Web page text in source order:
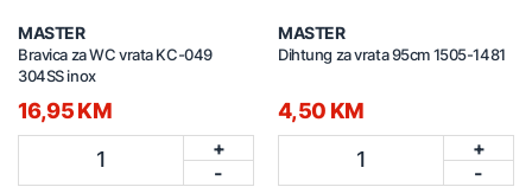
MASTER
Bravica za WC vrata KC-049
304SS inox
16,95 KM
1
+
-
MASTER
Dihtung za vrata 95cm 1505-1481
4,50 KM
1
+
-